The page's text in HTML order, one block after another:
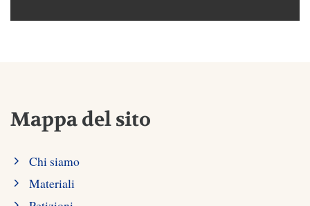
Mappa del sito
Chi siamo
Materiali